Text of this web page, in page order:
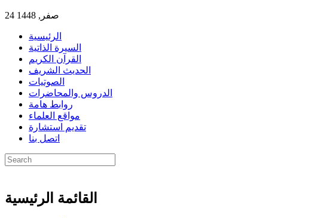
24 صفر, 1448
الرئيسية
السيرة الذاتية
القرآن الكريم
الحديث الشريف
الصوتيات
الدروس والمحاضرات
روابط هامة
مواقع العلماء
تقديم استشارة
اتصل بنا
القائمة الرئيسية